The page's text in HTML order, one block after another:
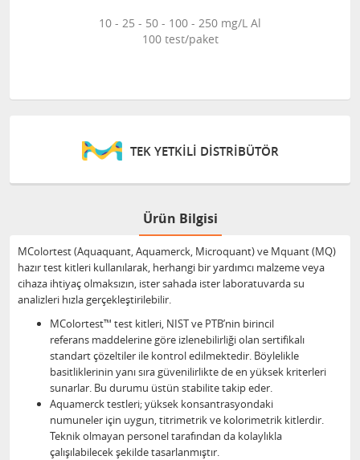
10 - 25 - 50 - 100 - 250 mg/L Al
100 test/paket
TEK YETKİLİ DİSTRİBÜTÖR
Ürün Bilgisi
MColortest (Aquaquant, Aquamerck, Microquant) ve Mquant (MQ)
hazır test kitleri kullanılarak, herhangi bir yardımcı malzeme veya
cihaza ihtiyaç olmaksızın, ister sahada ister laboratuvarda su
analizleri hızla gerçekleştirilebilir.
MColortest™ test kitleri, NIST ve PTB’nin birincil
referans maddelerine göre izlenebilirliği olan sertifikalı
standart çözeltiler ile kontrol edilmektedir. Böylelikle
basitliklerinin yanı sıra güvenilirlikte de en yüksek kriterleri
sunarlar. Bu durumu üstün stabilite takip eder.
Aquamerck testleri; yüksek konsantrasyondaki
numuneler için uygun, titrimetrik ve kolorimetrik kitlerdir.
Teknik olmayan personel tarafından da kolaylıkla
çalışılabilecek şekilde tasarlanmıştır.